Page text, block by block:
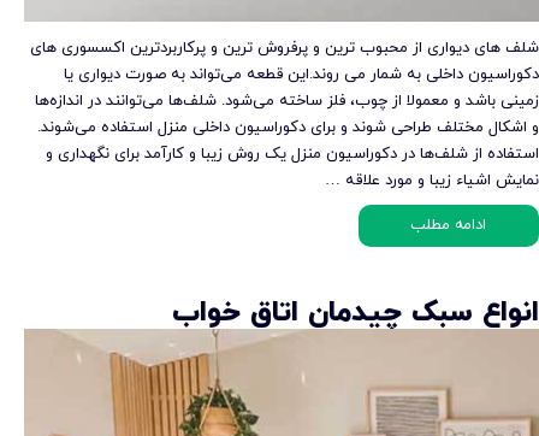
شلف های دیواری از محبوب ترین و پرفروش ترین و پرکاربردترین اکسسوری های
دکوراسیون داخلی به شمار می روند.این قطعه می‌تواند به صورت دیواری یا
زمینی باشد و معمولا از چوب، فلز ساخته می‌شود. شلف‌ها می‌توانند در اندازه‌ها
و اشکال مختلف طراحی شوند و برای دکوراسیون داخلی منزل استفاده می‌شوند.
استفاده از شلف‌ها در دکوراسیون منزل یک روش زیبا و کارآمد برای نگهداری و
نمایش اشیاء زیبا و مورد علاقه …
ادامه مطلب
انواع سبک چیدمان اتاق خواب